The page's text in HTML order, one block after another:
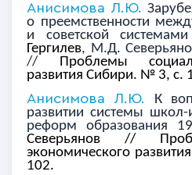
Анисимова Л.Ю.
о преемственности
и советской
Гергилев, М.Д.
// Проблемы
развития Сибири. № 3, с.
Анисимова Л.Ю.
К
развитии системы школ-
реформ образования
Северьянов //
экономического
102.